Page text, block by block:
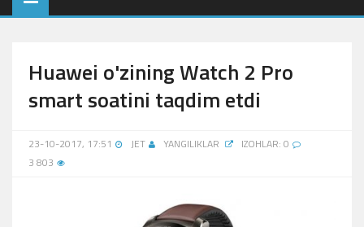
Huawei o'zining Watch 2 Pro
smart soatini taqdim etdi
23-10-2017, 17:51 JET YANGILIKLAR
IZOHLAR: 0
3 803